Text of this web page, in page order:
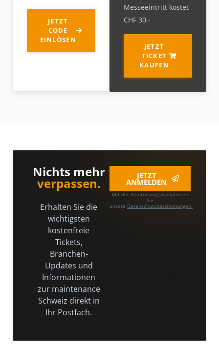
JETZT
CODE
EINLÖSEN
Messeeintritt kostet
CHF 30.-
JETZT
TICKET
KAUFEN
Nichts mehr
verpassen.
Erhalten Sie die
wichtigsten
kostenfreie
Tickets,
Branchen-
Updates und
Informationen
zur maintenance
Schweiz direkt in
Ihr Postfach.
JETZT
ANMELDEN
Mit der Anforderung akzeptieren
Sie
unsere Datenschutzbestimmungen.